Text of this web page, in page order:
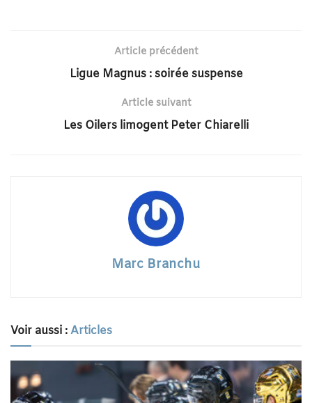
Article précédent
Ligue Magnus : soirée suspense
Article suivant
Les Oilers limogent Peter Chiarelli
Marc Branchu
Voir aussi :Articles